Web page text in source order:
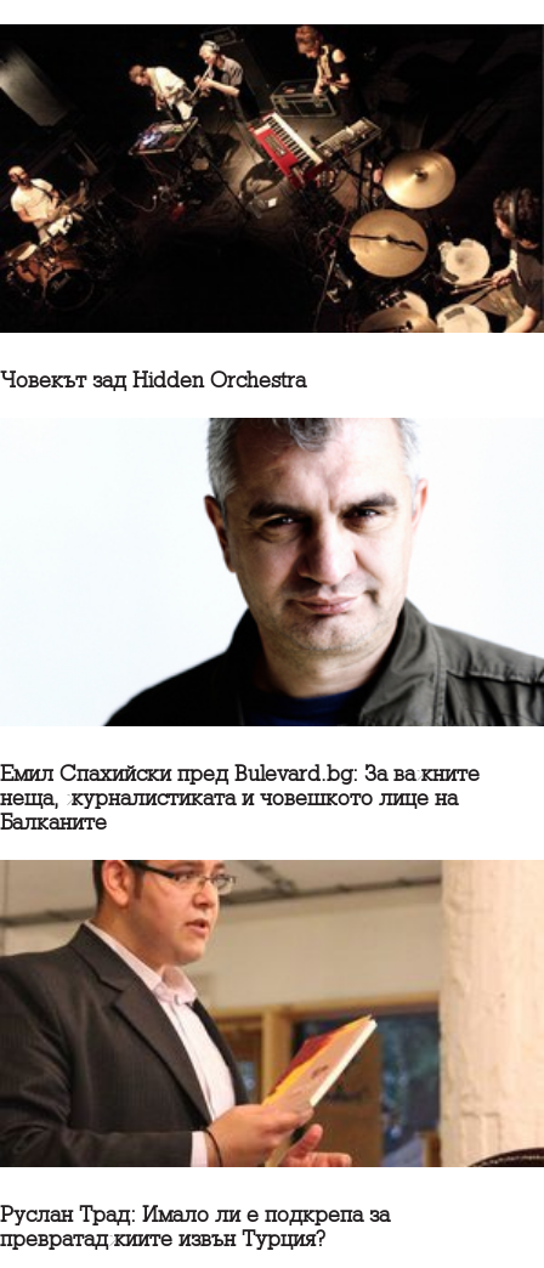
Човекът зад Hidden Orchestra
Емил Спахийски пред Bulevard.bg: За важните
неща, журналистиката и човешкото лице на
Балканите
Руслан Трад: Имало ли е подкрепа за
превратаджиите извън Турция?